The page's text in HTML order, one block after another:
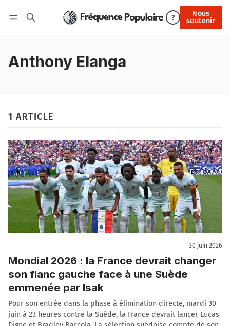
?
Nous
soutenir
Nous soutenir
Anthony Elanga
1 ARTICLE
30 juin 2026
Mondial 2026 : la France devrait changer
son flanc gauche face à une Suède
emmenée par Isak
Pour son entrée dans la phase à élimination directe, mardi 30
juin à 23 heures contre la Suède, la France devrait lancer Lucas